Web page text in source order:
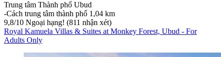
Trung tâm Thành phố Ubud
‐Cách trung tâm thành phố 1,04 km
9,8/10 Ngoại hạng! (811 nhận xét)
Royal Kamuela Villas & Suites at Monkey Forest, Ubud - For
Adults Only